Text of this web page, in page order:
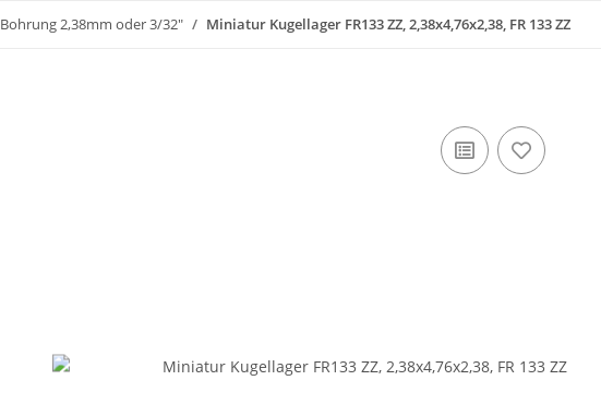
Bohrung 2,38mm oder 3/32" Miniatur Kugellager FR133 ZZ, 2,38x4,76x2,38, FR 133 ZZ